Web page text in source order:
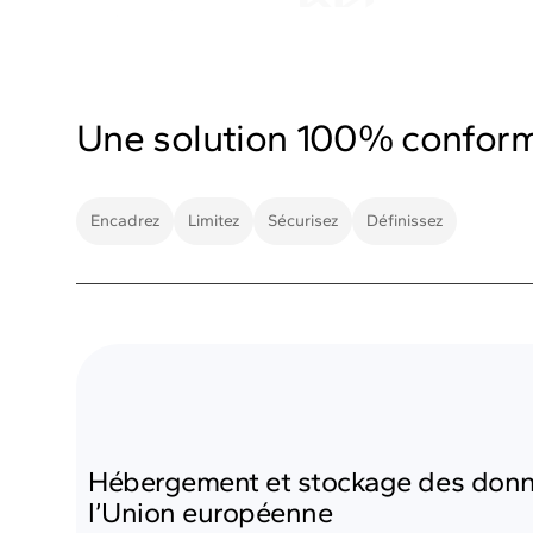
Une solution 100%
Encadrez Limitez Sécurisez Définissez
Hébergement et stockage des
l’Union européenne